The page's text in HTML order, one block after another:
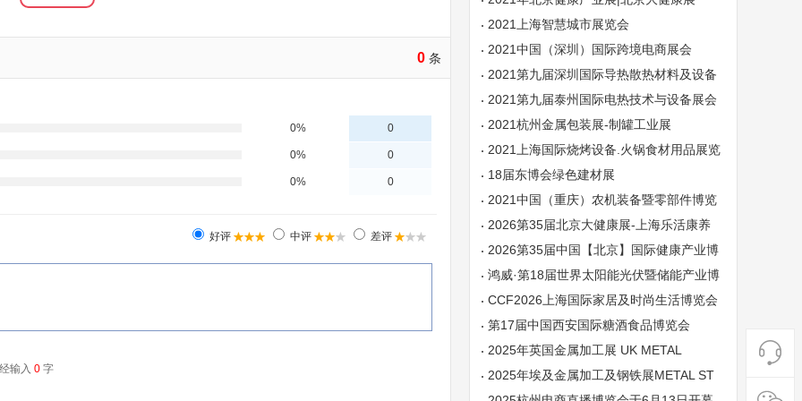
0 条
2021上海智慧城市展览会
2021中国（深圳）国际跨境电商展会
2021第九届深圳国际导热散热材料及设备
展会
2021第九届泰州国际电热技术与设备展会
2021杭州金属包装展-制罐工业展
2021上海国际烧烤设备.火锅食材用品展览
会
18届东博会绿色建材展
2021中国（重庆）农机装备暨零部件博览
会
2026第35届北京大健康展-上海乐活康养
展|深圳乐活康养展
2026第35届中国【北京】国际健康产业博
览会
鸿威·第18届世界太阳能光伏暨储能产业博
览会
CCF2026上海国际家居及时尚生活博览会
第17届中国西安国际糖酒食品博览会
2025年英国金属加工展 UK METAL
2025年埃及金属加工及钢铁展METAL ST